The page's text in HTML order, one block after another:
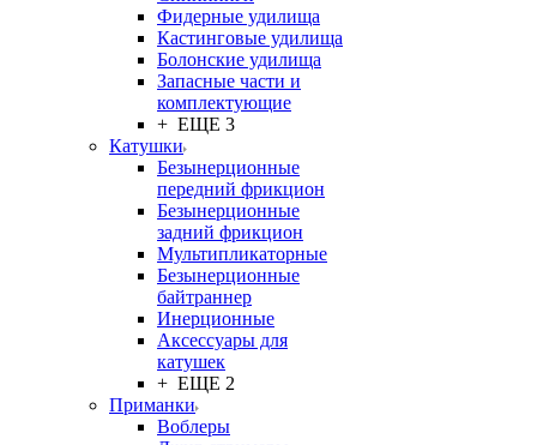
Фидерные удилища
Кастинговые удилища
Болонские удилища
Запасные части и
комплектующие
+ ЕЩЕ 3
Катушки
Безынерционные
передний фрикцион
Безынерционные
задний фрикцион
Мультипликаторные
Безынерционные
байтраннер
Инерционные
Аксессуары для
катушек
+ ЕЩЕ 2
Приманки
Воблеры